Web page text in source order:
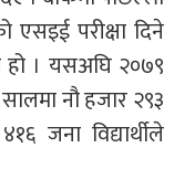
एसइई परीक्षा दिने
हो । यसअघि २०७९
नौ हजार २९३
जना विद्यार्थीले